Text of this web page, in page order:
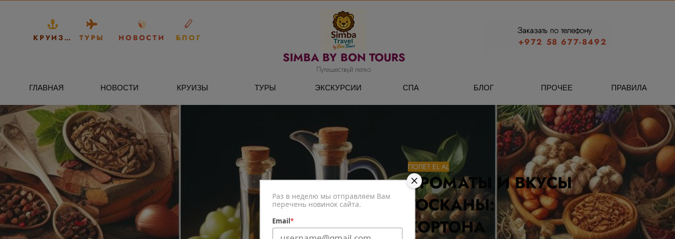
Раз в неделю мы отправляем Вам
перечень новинок сайта.
Email *
КРУИЗЫ ТУРЫ НОВОСТИ БЛОГ
Путешествуй легко
SIMBA BY BON TOURS
+972 58 677-8492
Заказать по телефону
ГЛАВНАЯ НОВОСТИ КРУИЗЫ ТУРЫ ЭКСКУРСИИ СПА БЛОГ ПРОЧЕЕ ПРАВИЛА
ПОЛЕТ EL AL
АРОМАТЫ И ВКУСЫ
ТОСКАНЫ:
КОРТОНА